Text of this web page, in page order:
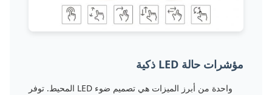
مؤشرات حالة LED ذكية
واحدة من أبرز الميزات هي تصميم ضوء LED المحيط. توفر